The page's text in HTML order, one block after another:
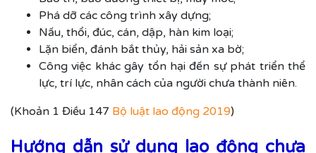
Phá dỡ các công trình xây dựng;
Nấu, thổi, đúc, cán, dập, hàn kim loại;
Lặn biển, đánh bắt thủy, hải sản xa bờ;
Công việc khác gây tổn hại đến sự phát triển thể
lực, trí lực, nhân cách của người chưa thành niên.
(Khoản 1 Điều 147 Bộ luật lao động 2019)
Hướng dẫn sử dụng lao động chưa